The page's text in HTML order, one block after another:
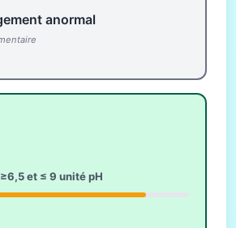
anormal
≥6,5 et ≤ 9 unité pH